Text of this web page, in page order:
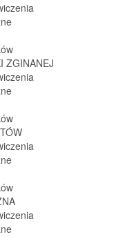
ZGINANEJ